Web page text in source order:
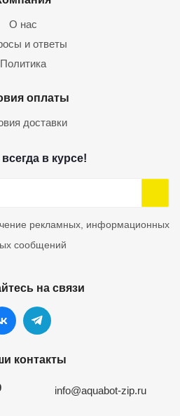
О нас
и ответы
Политика
оплаты
доставки
в курсе!
рекламных, информационных
сообщений
на связи
контакты
info@aquabot-zip.ru